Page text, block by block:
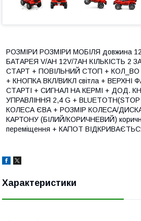
РОЗМІРИ РОЗМІРИ МОБІЛЯ довжина
БАТАРЕЯ V/AH 12V/7AH КІЛЬКІСТЬ
СТАРТ + ПОВІЛЬНИЙ СТОП +
+ КНОПКА ВКЛ/ВИКЛ світла +
СТАРТІ + СИГНАЛ НА КЕРМІ + ДОД.
УПРАВЛІННЯ 2,4 G +
КОЛЕСА ЄВА + РОЗМІР КОЛЕСА/
КАРТОНУ (БІЛИЙ/КОРИЧНЕВИЙ)
переміщення + КАПОТ
Характеристики